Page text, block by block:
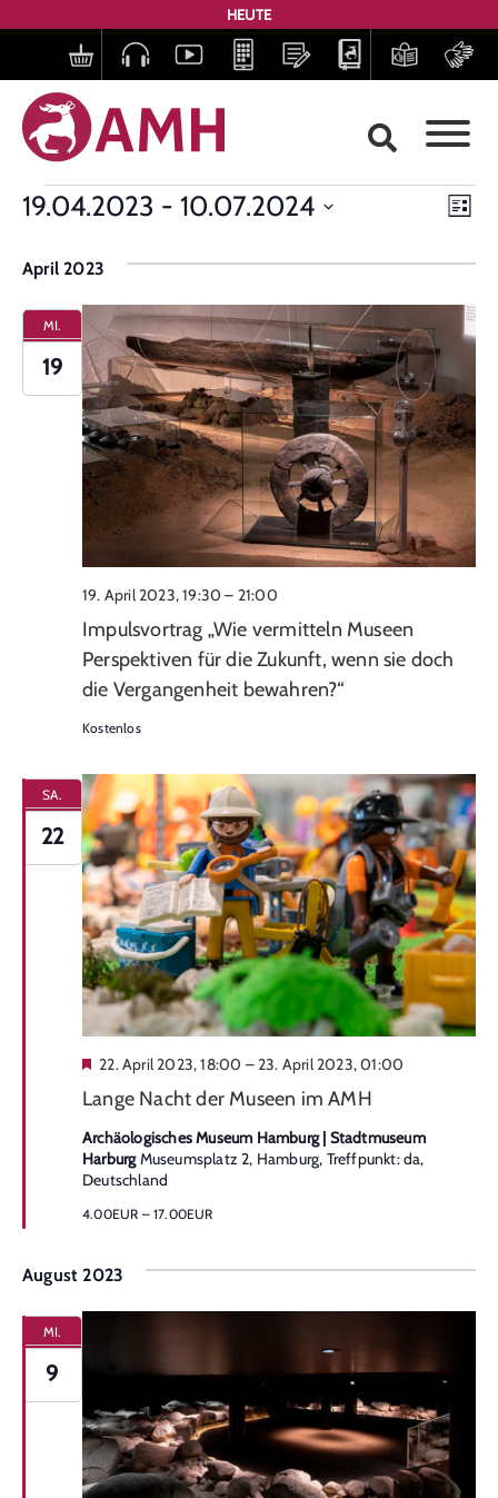
HEUTE
Liste
19.04.2023 - 10.07.2024
wählen.
April 2023
MI.
19
Impulsvortrag „Wie vermitteln Museen
Perspektiven für die Zukunft, wenn sie doch
die Vergangenheit bewahren?“
19. April 2023, 19:30 – 21:00
Kostenlos
SA.
22
Lange Nacht der Museen im AMH
Hervorgehoben
22. April 2023, 18:00 –23. April 2023, 01:00
Archäologisches Museum Hamburg | Stadtmuseum
HarburgMuseumsplatz 2, Hamburg, Treffpunkt: da,
Deutschland
4.00EUR – 17.00EUR
August 2023
MI.
9